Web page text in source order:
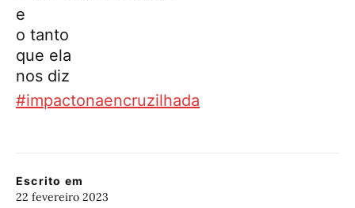
Escrito em
22 fevereiro 2023
e
o tanto
que ela
nos diz
#impactonaencruzilhada